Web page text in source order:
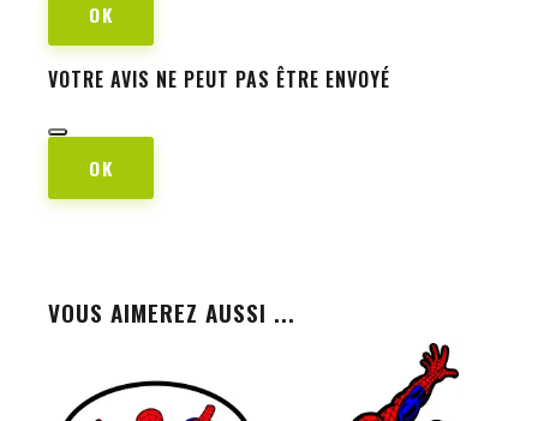
OK
VOTRE AVIS NE PEUT PAS ÊTRE ENVOYÉ
OK
VOUS AIMEREZ AUSSI ...